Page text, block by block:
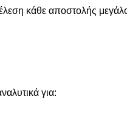
κάθε αποστολής
για: